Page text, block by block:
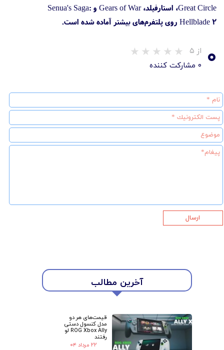
Great Circle، استارفیلد، Gears of War و Senua's Saga:
Hellblade 2 روی پلتفرم‌های بیشتر آماده شده است.
۰ از ۵
★
۰ مشارکت کننده
آخرین مطالب
قیمت‌های هر دو
مدل کنسول دستی
ROG Xbox Ally لو
رفتند
۲۲ مرداد ۰۴
ارسال